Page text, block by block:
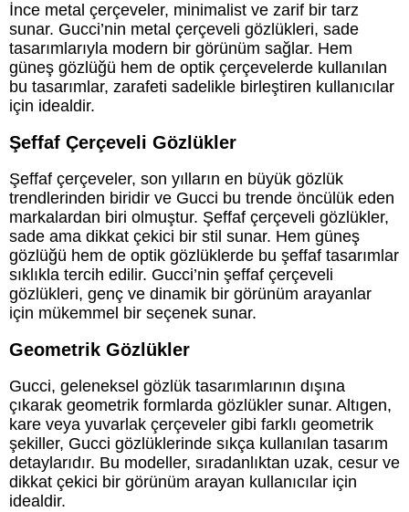
İnce metal çerçeveler, minimalist ve zarif bir tarz
sunar. Gucci’nin metal çerçeveli gözlükleri, sade
tasarımlarıyla modern bir görünüm sağlar. Hem
güneş gözlüğü hem de optik çerçevelerde kullanılan
bu tasarımlar, zarafeti sadelikle birleştiren kullanıcılar
için idealdir.
Şeffaf Çerçeveli Gözlükler
Şeffaf çerçeveler, son yılların en büyük gözlük
trendlerinden biridir ve Gucci bu trende öncülük eden
markalardan biri olmuştur. Şeffaf çerçeveli gözlükler,
sade ama dikkat çekici bir stil sunar. Hem güneş
gözlüğü hem de optik gözlüklerde bu şeffaf tasarımlar
sıklıkla tercih edilir. Gucci’nin şeffaf çerçeveli
gözlükleri, genç ve dinamik bir görünüm arayanlar
için mükemmel bir seçenek sunar.
Geometrik Gözlükler
Gucci, geleneksel gözlük tasarımlarının dışına
çıkarak geometrik formlarda gözlükler sunar. Altıgen,
kare veya yuvarlak çerçeveler gibi farklı geometrik
şekiller, Gucci gözlüklerinde sıkça kullanılan tasarım
detaylarıdır. Bu modeller, sıradanlıktan uzak, cesur ve
dikkat çekici bir görünüm arayan kullanıcılar için
idealdir.